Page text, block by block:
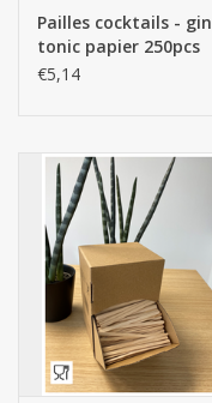
Cadeaux d'entreprise
Machines à café
Fournitures de bureau
Les batteries
Produits Covid-19
Pailles cocktails - gin
tonic papier 250pcs
noir
€5,14